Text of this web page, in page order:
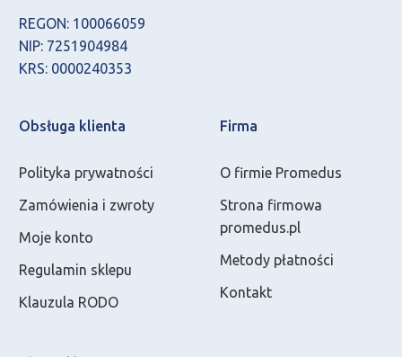
REGON: 100066059
NIP: 7251904984
KRS: 0000240353
Obsługa klienta
Polityka prywatności
Zamówienia i zwroty
Moje konto
Regulamin sklepu
Klauzula RODO
Firma
O firmie Promedus
Strona firmowa
promedus.pl
Metody płatności
Kontakt